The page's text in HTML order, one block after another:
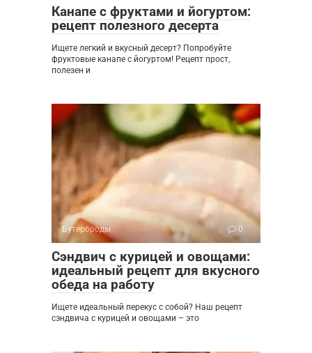
Канапе с фруктами и йогуртом:
рецепт полезного десерта
Ищете легкий и вкусный десерт? Попробуйте
фруктовые канапе с йогуртом! Рецепт прост,
полезен и
Бутерброды 0
Сэндвич с курицей и овощами:
идеальный рецепт для вкусного
обеда на работу
Ищете идеальный перекус с собой? Наш рецепт
сэндвича с курицей и овощами – это